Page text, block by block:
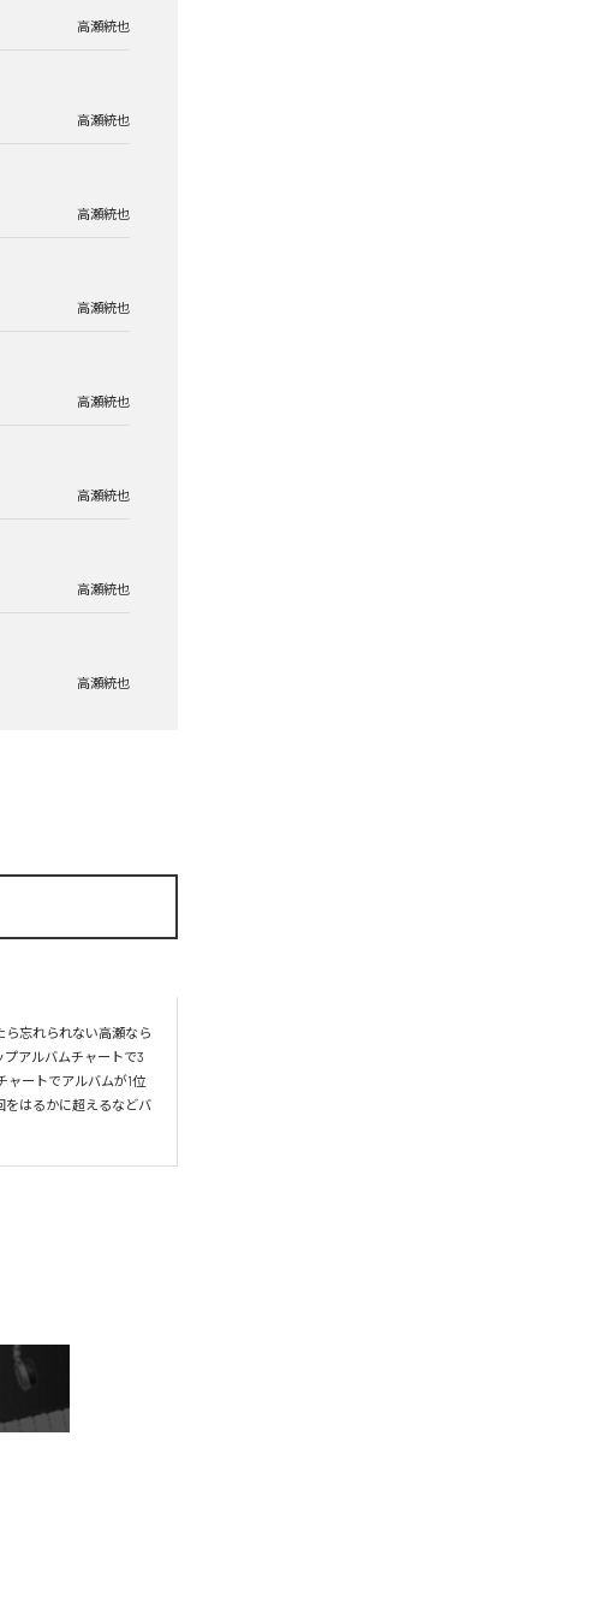
高瀬統也
高瀬統也
高瀬統也
高瀬統也
高瀬統也
高瀬統也
高瀬統也
高瀬統也
ら忘れられない高瀬なら
アルバムチャートで3
ャートでアルバムが1位
をはるかに超えるなどバ